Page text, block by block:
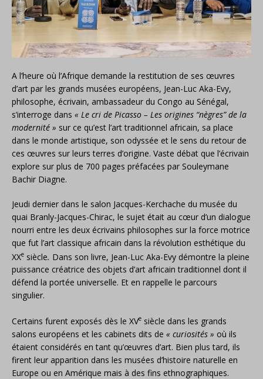
A l’heure où l’Afrique demande la restitution de ses œuvres
d’art par les grands musées européens, Jean-Luc Aka-Evy,
philosophe, écrivain, ambassadeur du Congo au Sénégal,
s’interroge dans « Le cri de Picasso – Les origines “nègres” de la
modernité » sur ce qu’est l’art traditionnel africain, sa place
dans le monde artistique, son odyssée et le sens du retour de
ces œuvres sur leurs terres d’origine. Vaste débat que l’écrivain
explore sur plus de 700 pages préfacées par Souleymane
Bachir Diagne.
Jeudi dernier dans le salon Jacques-Kerchache du musée du
quai Branly-Jacques-Chirac, le sujet était au cœur d’un dialogue
nourri entre les deux écrivains philosophes sur la force motrice
que fut l’art classique africain dans la révolution esthétique du
XXe siècle. Dans son livre, Jean-Luc Aka-Evy démontre la pleine
puissance créatrice des objets d’art africain traditionnel dont il
défend la portée universelle. Et en rappelle le parcours
singulier.
Certains furent exposés dès le XVe siècle dans les grands
salons européens et les cabinets dits de « curiosités » où ils
étaient considérés en tant qu’œuvres d’art. Bien plus tard, ils
firent leur apparition dans les musées d’histoire naturelle en
Europe ou en Amérique mais à des fins ethnographiques.